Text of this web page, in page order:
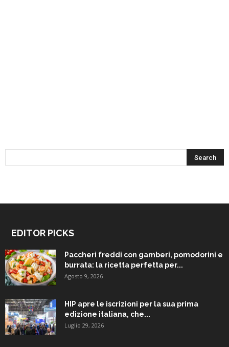
EDITOR PICKS
Paccheri freddi con gamberi, pomodorini e
burrata: la ricetta perfetta per...
Agosto 9, 2026
HIP apre le iscrizioni per la sua prima
edizione italiana, che...
Luglio 29, 2026